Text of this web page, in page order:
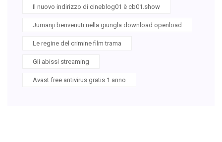
Il nuovo indirizzo di cineblog01 è cb01.show
Jumanji benvenuti nella giungla download openload
Le regine del crimine film trama
Gli abissi streaming
Avast free antivirus gratis 1 anno